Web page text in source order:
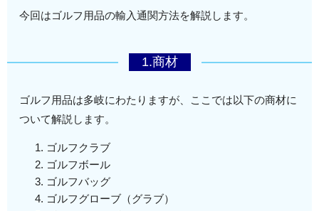
今回はゴルフ用品の輸入通関方法を解説します。
1.商材
ゴルフ用品は多岐にわたりますが、ここでは以下の商材に
ついて解説します。
ゴルフクラブ
ゴルフボール
ゴルフバッグ
ゴルフグローブ（グラブ）